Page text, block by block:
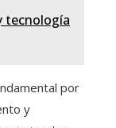
tecnología
por
y